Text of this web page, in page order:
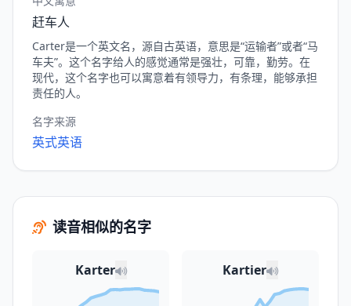
赶车人
Carter是一个英文名，源自古英语，意思是“运输者”或者“马
车夫”。这个名字给人的感觉通常是强壮，可靠，勤劳。在
现代，这个名字也可以寓意着有领导力，有条理，能够承担
责任的人。
名字来源
英式英语
读音相似的名字
Karter Kartier